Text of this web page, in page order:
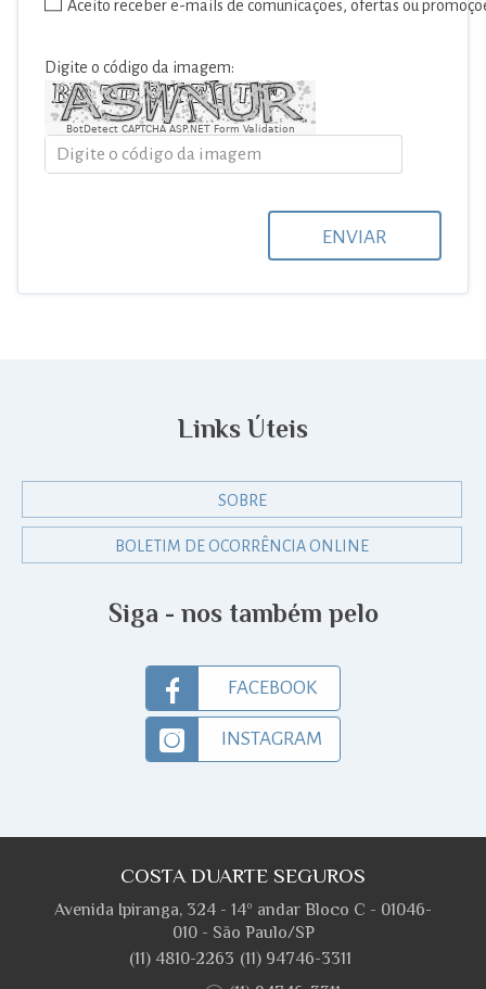
Aceito receber e-mails de comunicações, ofertas ou
Digite o código da imagem:
BotDetect CAPTCHA ASP.NET Form Validation
ENVIAR
Links Úteis
SOBRE
BOLETIM DE OCORRÊNCIA ONLINE
Siga - nos também pelo
FACEBOOK
INSTAGRAM
COSTA DUARTE SEGUROS
Avenida Ipiranga, 324 - 14º andar Bloco C - 01046-
010 - São Paulo/SP
(11) 4810-2263 (11) 94746-3311